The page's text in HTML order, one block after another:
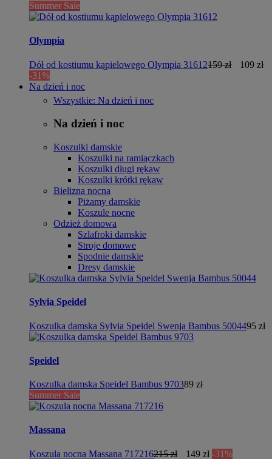
Summer Sale
Olympia
Dół od kostiumu kąpielowego Olympia 31612159 zł
109 zł
-31%
Na dzień i noc
Wszystkie: Na dzień i noc
Na dzień i noc
Koszulki damskie
Koszulki na ramiączkach
Koszulki długi rękaw
Koszulki krótki rękaw
Bielizna nocna
Piżamy damskie
Koszule nocne
Odzież domowa
Szlafroki damskie
Stroje domowe
Spodnie damskie
Dresy damskie
Sylvia Speidel
Koszulka damska Sylvia Speidel Swenja Bambus 5004495 zł
Speidel
Koszulka damska Speidel Bambus 970389 zł
Summer Sale
Massana
Koszula nocna Massana 717216215 zł 149 zł -31%